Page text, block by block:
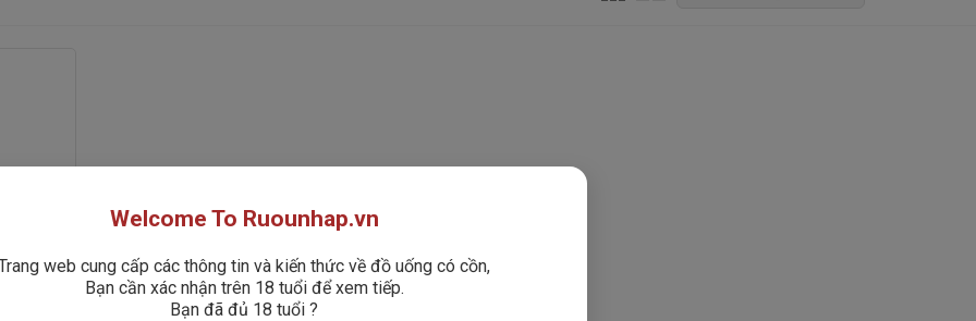
Welcome To Ruounhap.vn
web cung cấp các thông tin và kiến thức về đồ uống có cồn,
Bạn cần xác nhận trên 18 tuổi để xem tiếp.
Bạn đã đủ 18 tuổi ?